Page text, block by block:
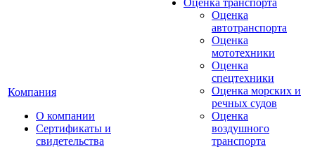
Компания
О компании
Сертификаты и
свидетельства
Оценка транспорта
Оценка
автотранспорта
Оценка
мототехники
Оценка
спецтехники
Оценка морских и
речных судов
Оценка
воздушного
транспорта